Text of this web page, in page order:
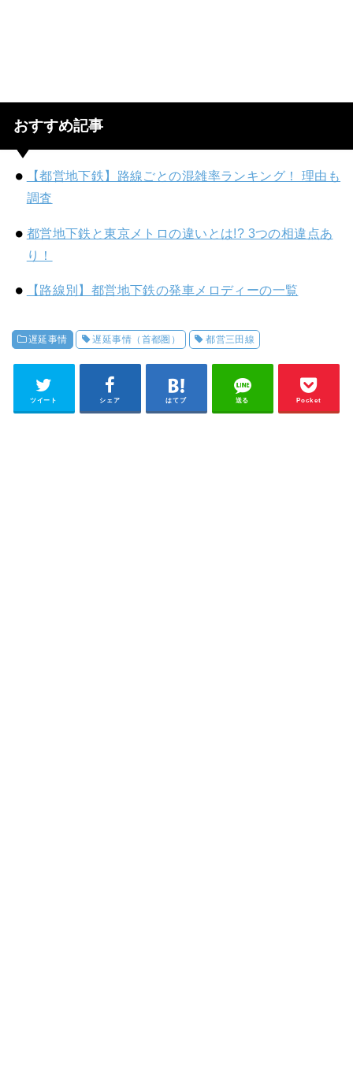
おすすめ記事
【都営地下鉄】路線ごとの混雑率ランキング！ 理由も
調査
都営地下鉄と東京メトロの違いとは!? 3つの相違点あ
り！
【路線別】都営地下鉄の発車メロディーの一覧
遅延事情 遅延事情（首都圏） 都営三田線
ツイート シェア はてブ 送る Pocket